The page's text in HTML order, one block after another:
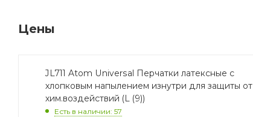
Цены
JL711 Atom Universal Перчатки латексные с
хлопковым напылением изнутри для защиты от
хим.воздействий (L (9))
Есть в наличии: 57